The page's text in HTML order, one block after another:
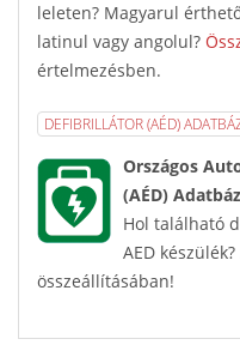
leleten? Magyarul
latinul vagy angolul?
értelmezésben.
DEFIBRILLÁTOR (AÉD)
Országos
(AÉD)
Hol található
AED
összeállításában!